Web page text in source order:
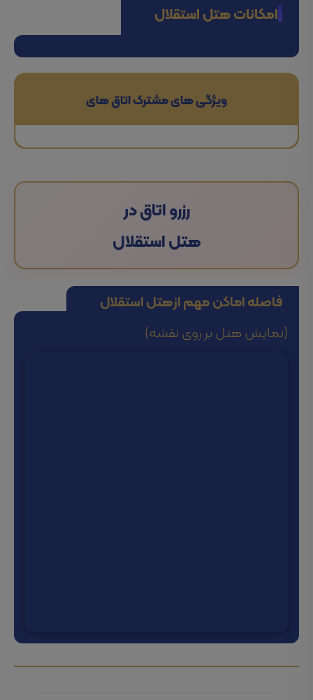
امکانات هتل استقلال
ویژگی های مشترک اتاق های
رزرو اتاق در
هتل استقلال
فاصله اماکن مهم ازهتل استقلال
(نمایش هتل بر روی نقشه)